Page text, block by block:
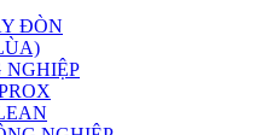
ĐÒN
NGHIỆP